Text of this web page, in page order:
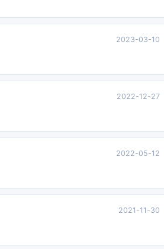
2023-03-10
2022-12-27
2022-05-12
2021-11-30